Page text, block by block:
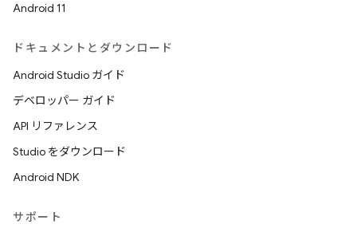
Android 11
ドキュメントとダウンロード
Android Studio ガイド
デベロッパー ガイド
API リファレンス
Studio をダウンロード
Android NDK
サポート